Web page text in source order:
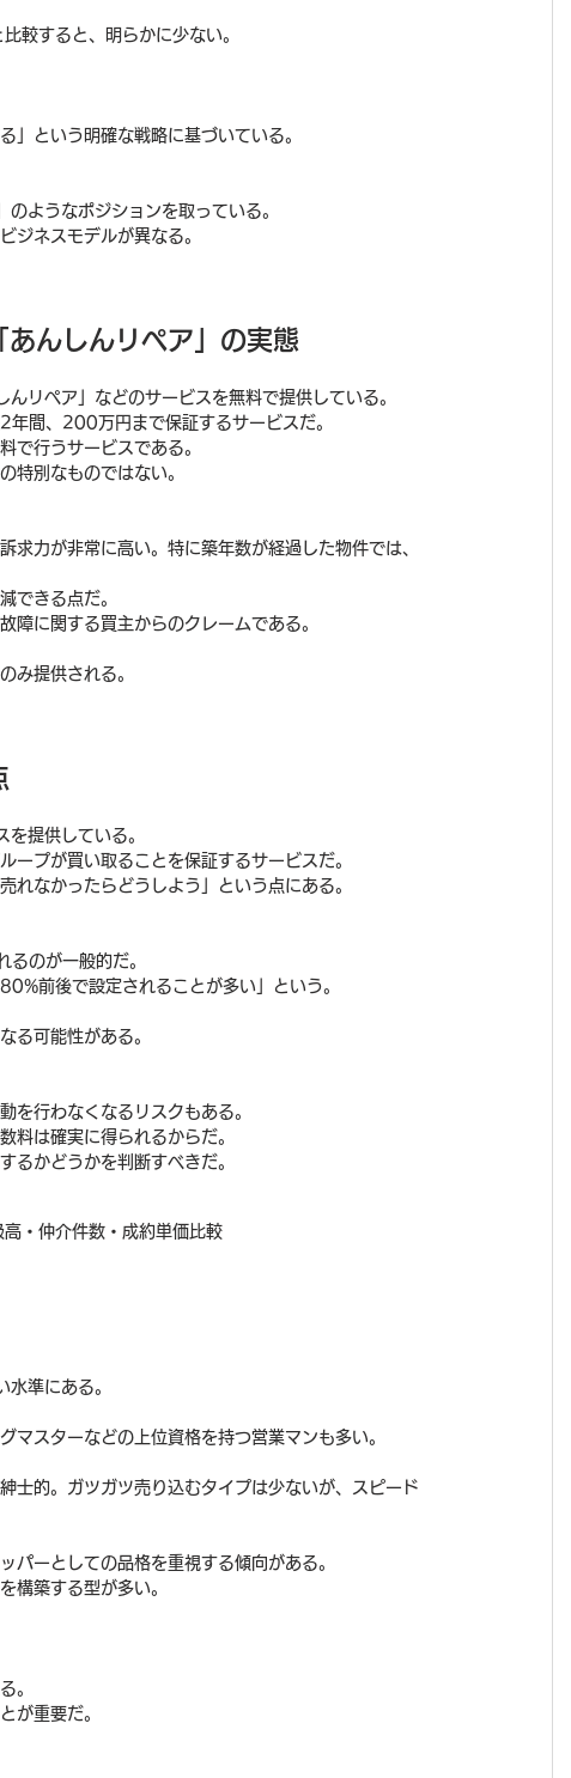
較すると、明らかに少ない。
」という明確な戦略に基づいている。
ようなポジションを取っている。
ジネスモデルが異なる。
んしんリペア」の実態
リペア」などのサービスを無料で提供している。
年間、200万円まで保証するサービスだ。
で行うサービスである。
特別なものではない。
求力が非常に高い。特に築年数が経過した物件では、
できる点だ。
障に関する買主からのクレームである。
み提供される。
提供している。
ープが買い取ることを保証するサービスだ。
れなかったらどうしよう」という点にある。
のが一般的だ。
前後で設定されることが多い」という。
る可能性がある。
を行わなくなるリスクもある。
料は確実に得られるからだ。
るかどうかを判断すべきだ。
・仲介件数・成約単価比較
準にある。
マスターなどの上位資格を持つ営業マンも多い。
士的。ガツガツ売り込むタイプは少ないが、スピード
パーとしての品格を重視する傾向がある。
構築する型が多い。
。
が重要だ。